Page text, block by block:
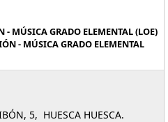
- MÚSICA GRADO ELEMENTAL (LOE)
- MÚSICA GRADO ELEMENTAL
5, HUESCA HUESCA.